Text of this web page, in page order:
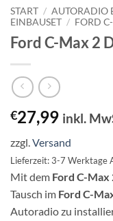
START / AUTORADIO
EINBAUSET / FORD
Ford C-Max 2
€27,99 inkl.
zzgl.Versand
Lieferzeit: 3-7 Werktage
Mit dem Ford C-Max
Tausch im Ford C-
Autoradio zu